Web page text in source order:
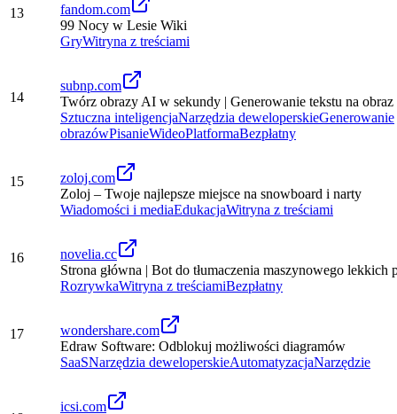
13
fandom.com
99 Nocy w Lesie Wiki
GryWitryna z treściami
14
subnp.com
Twórz obrazy AI w sekundy | Generowanie tekstu na obraz
Sztuczna inteligencjaNarzędzia deweloperskieGenerowanie
obrazówPisanieWideoPlatformaBezpłatny
15
zoloj.com
Zoloj – Twoje najlepsze miejsce na snowboard i narty
Wiadomości i mediaEdukacjaWitryna z treściami
16
novelia.cc
Strona główna | Bot do tłumaczenia maszynowego lekkich
RozrywkaWitryna z treściamiBezpłatny
17
wondershare.com
Edraw Software: Odblokuj możliwości diagramów
SaaSNarzędzia deweloperskieAutomatyzacjaNarzędzie
icsi.com